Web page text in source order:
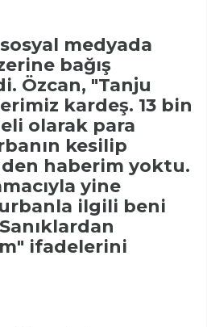
medyada
bağış
Özcan, "Tanju
kardeş. 13 bin
olarak para
kesilip
haberim yoktu.
yine
ilgili beni
ifadelerini